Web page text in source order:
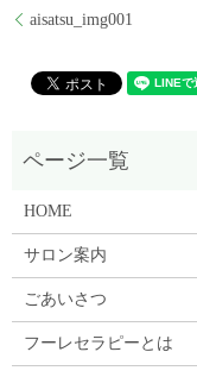
aisatsu_img001
HOME
サロン案内
ごあいさつ
フーレセラピーとは